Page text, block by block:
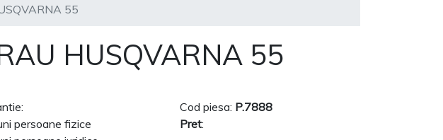
55
HUSQVARNA 55
persoane fizice
Cod piesa: P.7888
Pret: